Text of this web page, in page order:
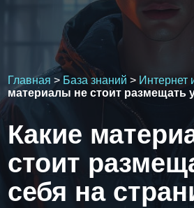
Главная > База знаний > Интернет
материалы не стоит размещать
Какие
стоит
себя на